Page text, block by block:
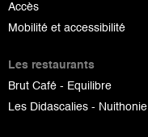
Accès
Mobilité et accessibilité
Les restaurants
Brut Café - Equilibre
Les Didascalies - Nuithonie